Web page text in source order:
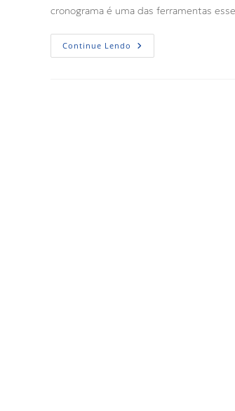
cronograma é uma das ferramentas
Continue Lendo